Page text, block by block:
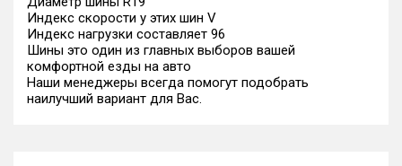
Индекс скорости у этих шин V
Индекс нагрузки составляет 96
Шины это один из главных выборов вашей
комфортной езды на авто
Наши менеджеры всегда помогут подобрать
наилучший вариант для Вас.